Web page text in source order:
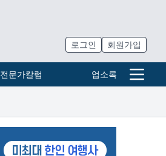
로그인 회원가입
전문가칼럼 업소록